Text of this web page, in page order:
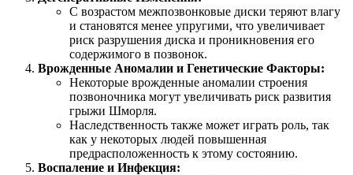
С возрастом межпозвонковые диски теряют влагу
и становятся менее упругими, что увеличивает
риск разрушения диска и проникновения его
содержимого в позвонок.
Врожденные Аномалии и Генетические Факторы:
Некоторые врожденные аномалии строения
позвоночника могут увеличивать риск развития
грыжи Шморля.
Наследственность также может играть роль, так
как у некоторых людей повышенная
предрасположенность к этому состоянию.
Воспаление и Инфекция: